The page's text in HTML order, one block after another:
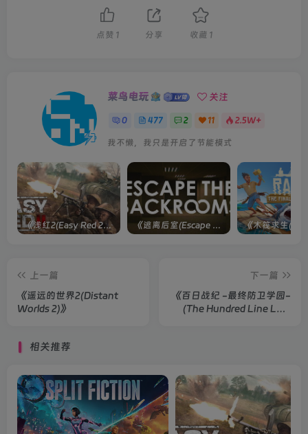
点赞 1 分享 收藏 1
菜鸟电玩 关注
0 477 2 11 2.5W+
我不懒，我只是开启了节能模式
《浅红2(Easy Red 2)》[v1.5.0] 整合全部淞沪会战-南京保卫战等DLCs
上一篇
《遥远的世界2(Distant
Worlds 2)》
下一篇
《百日战纪 -最终防卫学园-
(The Hundred Line Last
相关推荐